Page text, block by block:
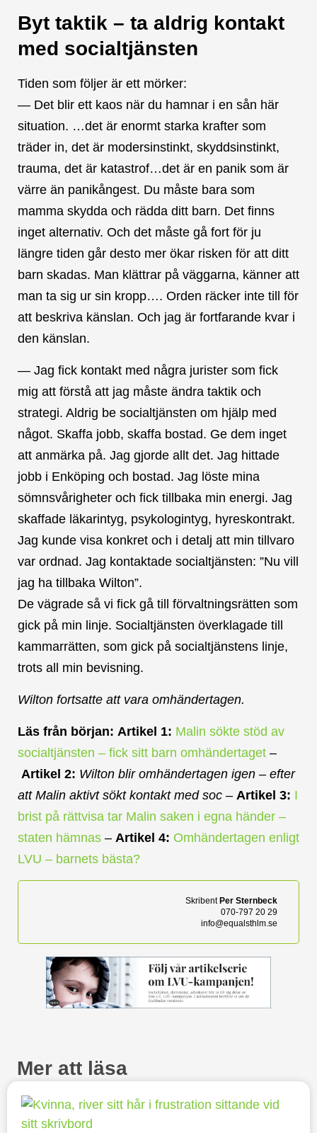
Byt taktik – ta aldrig kontakt
med socialtjänsten
Tiden som följer är ett mörker:
— Det blir ett kaos när du hamnar i en sån här
situation. …det är enormt starka krafter som
träder in, det är modersinstinkt, skyddsinstinkt,
trauma, det är katastrof…det är en panik som är
värre än panikångest. Du måste bara som
mamma skydda och rädda ditt barn. Det finns
inget alternativ. Och det måste gå fort för ju
längre tiden går desto mer ökar risken för att ditt
barn skadas. Man klättrar på väggarna, känner att
man ta sig ur sin kropp…. Orden räcker inte till för
att beskriva känslan. Och jag är fortfarande kvar i
den känslan.
— Jag fick kontakt med några jurister som fick
mig att förstå att jag måste ändra taktik och
strategi. Aldrig be socialtjänsten om hjälp med
något. Skaffa jobb, skaffa bostad. Ge dem inget
att anmärka på. Jag gjorde allt det. Jag hittade
jobb i Enköping och bostad. Jag löste mina
sömnsvårigheter och fick tillbaka min energi. Jag
skaffade läkarintyg, psykologintyg, hyreskontrakt.
Jag kunde visa konkret och i detalj att min tillvaro
var ordnad. Jag kontaktade socialtjänsten: ”Nu vill
jag ha tillbaka Wilton”.
De vägrade så vi fick gå till förvaltningsrätten som
gick på min linje. Socialtjänsten överklagade till
kammarrätten, som gick på socialtjänstens linje,
trots all min bevisning.
Wilton fortsatte att vara omhändertagen.
Läs från början: Artikel 1: Malin sökte stöd av
socialtjänsten – fick sitt barn omhändertaget –
Artikel 2: Wilton blir omhändertagen igen – efter
att Malin aktivt sökt kontakt med soc – Artikel 3: I
brist på rättvisa tar Malin saken i egna händer –
staten hämnas – Artikel 4: Omhändertagen enligt
LVU – barnets bästa?
SkribentPer Sternbeck
070-797 20 29
info@equalsthlm.se
Mer att läsa